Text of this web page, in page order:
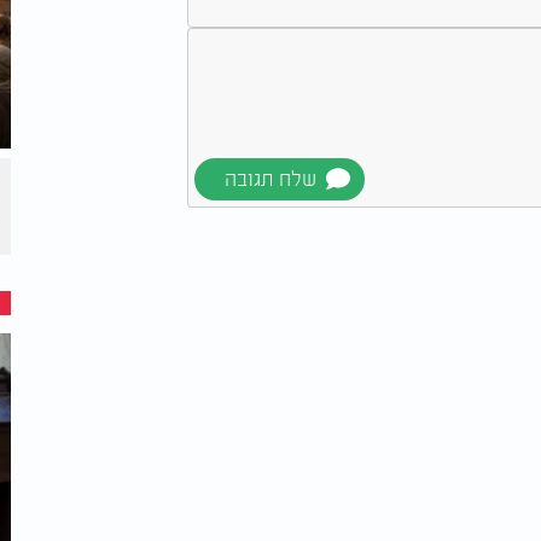
שלא יפחדו ממנו. הוא לא היה יכול לגשת
היה מתרחק מהאחרים.